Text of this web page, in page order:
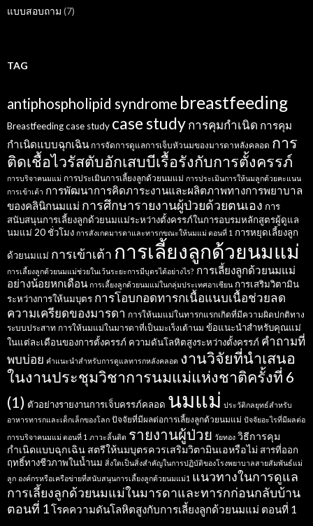
แบบสอบถาม (7)
TAG
antiphospholipid syndrome breastfeeding
Breastfeeding case study case studyการคุมกำเนิด การคุม
กำเนิดแบบฉุกเฉิน การจัดการดูแลการเจ็บหัวนมของมารดาหลังคลอด การ
ติดเชื้อไวรัสตับอักเสบบีเรื้อรังกับการตั้งครรภ์
การบริจาคนมแม่ การประเมินการเลี้ยงลูกด้วยนมแม่ การประเมินการให้นมลูกด้วยคะแนน
การเข้าเต้า การพัฒนาการคิดภาระงานและผลิตภาพทางการพยาบาล
ของคลินิกนมแม่ การศึกษารายงานผู้ป่วยด้วยตนเอง การ
สนับสนุนการเลี้ยงลูกด้วยนมแม่ระหว่างตั้งครรภ์ในการอบรมหลักสูตรผู้ดูแล
นมแม่ 20 ชั่วโมง การสังเกตมารดาและทารกขณะให้นมแม่ ตอนที่ 1 การหยุดเลี้ยงลูก
ด้วยนมแม่ การเข้าเต้า การเลี้ยงลูกด้วยนมแม่
การเลี้ยงลูกด้วยนมแม่ช่วยในเว้นระยะการมีบุตรได้อย่างไร? การเลี้ยงลูกด้วยนมแม่
อย่างน้อยหกเดือน การเลี้ยงลูกด้วยนมแม่ในกลุ่มประเทศอาเซียน การเสริมวิตามิน
ระหว่างการให้นมบุตร การโอบกอดทารกเนื้อแนบเนื้อช่วยลด
ความเครียดของมารดา การให้นมแม่ในทารกแรกเกิดที่มีความผิดปกติทาง
ระบบประสาท การให้นมแม่ในมารดาที่เป็นมะเร็งเต้านม ข้อแนะนำสำหรับคุณแม่
ในแต่ละเดือนของการตั้งครรภ์ ความดันโลหิตสูงระหว่างตั้งครรภ์ คำถามที่
พบบ่อย คำแนะนำสำหรับการดูแลทารกหลังคลอด งานวิจัยที่นำเสนอ
ในงานประชุมวิชาการนมแม่แห่งชาติครั้งที่ 6
(1) ตัวอย่างรายงานการเจ็บครรภ์คลอด นมแม่ ประวัติกลยุทธ์สำหรับ
อาหารทารกและเด็กเล็กของโลก ปัจจัยที่มีผลต่อการเลี้ยงลูกด้วยนมแม่ ปัจจัยอะไรที่มีผลต่อ
การบริจาคนมแม่ ตอนที่ 1 ภาวะลิ้นติด รายงานผู้ป่วย วัยทอง วิธีการคุม
กำเนิดแบบฉุกเฉิน สตรีให้นมบุตรควรเสริมวิตามินเอหรือไม่ สารที่ออก
ฤทธิ์ทางชีวภาพในน้ำนม สิ่งใดเป็นสิ่งสำคัญในการปฏิบัติของโรงพยาบาลสายสัมพันธ์แม่
ลูก องค์กรหรือเครือข่ายที่สนับสนุนการเลี้ยงลูกด้วยนมแม่1 แนวทางในการดูแล
การเลี้ยงลูกด้วยนมแม่ในมารดาและทารกก่อนกลับบ้าน
ตอนที่ 1โรคความดันโลหิตสูงกับการเลี้ยงลูกด้วยนมแม่ ตอนที่ 1